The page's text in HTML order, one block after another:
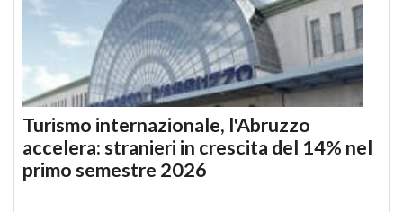
Turismo internazionale, l'Abruzzo
accelera: stranieri in crescita del 14% nel
primo semestre 2026